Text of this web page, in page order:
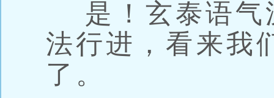
是！玄泰语气
法行进，看来我
了。